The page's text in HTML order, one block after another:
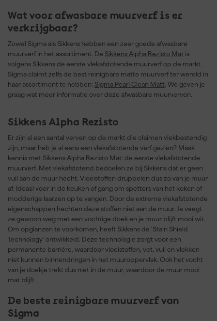
Wat voor afwasbare muurverf is er
verkrijgbaar?
Zowel Sigma als Sikkens hebben een zeer goede afwasbare
muurverf in het assortiment. De Sikkens Alpha Rezisto Mat is
volgens Sikkens de eerste vlekafstotende muurverf op de markt.
Sigma claimt zelfs de best reinigbare matte muurverf ter wereld in
haar assortiment te hebben: Sigma Pearl Clean Matt. We geven je
graag wat meer informatie over deze afwasbare muurverven.
Sikkens Alpha Rezisto
Er zijn al een aantal verven op de markt die claimen vlekbestendig
zijn, maar heb je al eens een vlekafstotende verf gezien? Maak
kennis met Sikkens Alpha Rezisto Mat: de eerste vlekafstotende
muurverf. Met vlekafstotend bedoelen ze bij Sikkens dat er geen
vuil aan de muur hecht. Vloeistoffen druppelen dus zo van je muur
af. Ideaal voor in de keuken of gang om spetters van het koken of
modderige laarzen op te vangen. Door de extreme vlekafstotende
eigenschappen hechten deze stoffen niet aan de muur. Je veegt
ze gewoon weg met een vochtige doek en je muur blijft mooi wit.
Om opglanzen te voorkomen, heeft Sikkens de ‘Stain Shield
Technology’ ontwikkeld. Deze technologie zorgt voor een
permanente barrière, waardoor vloeistoffen, vet, vuil en vlekken
niet kunnen binnendringen in het muuroppervlak. Ook het vocht
van je doekje trekt dus niet in de muur, waardoor de muur mooi
mat blijft.
De beste reinigbare muurverf van
Sigma